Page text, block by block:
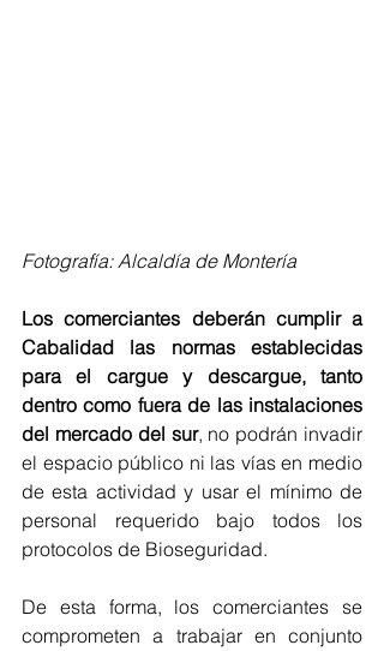
Fotografía: Alcaldía de Montería
Los comerciantes deberán cumplir a
Cabalidad las normas establecidas
para el cargue y descargue, tanto
dentro como fuera de las instalaciones
del mercado del sur, no podrán invadir
el espacio público ni las vías en medio
de esta actividad y usar el mínimo de
personal requerido bajo todos los
protocolos de Bioseguridad.
De esta forma, los comerciantes se
comprometen a trabajar en conjunto